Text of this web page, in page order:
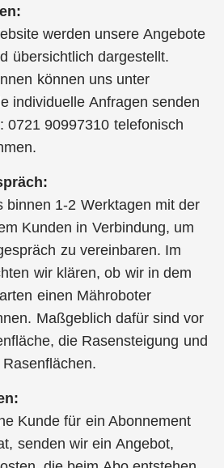
werden unsere Angebote
übersichtlich dargestellt.
können uns unter
individuelle Anfragen senden
0721 90997310 telefonisch
binnen 1-2 Werktagen mit der
Kunden in Verbindung, um
zu vereinbaren. Im
wir klären, ob wir in dem
einen Mähroboter
Maßgeblich dafür sind vor
die Rasensteigung und
Kunde für ein Abonnement
senden wir ein Angebot,